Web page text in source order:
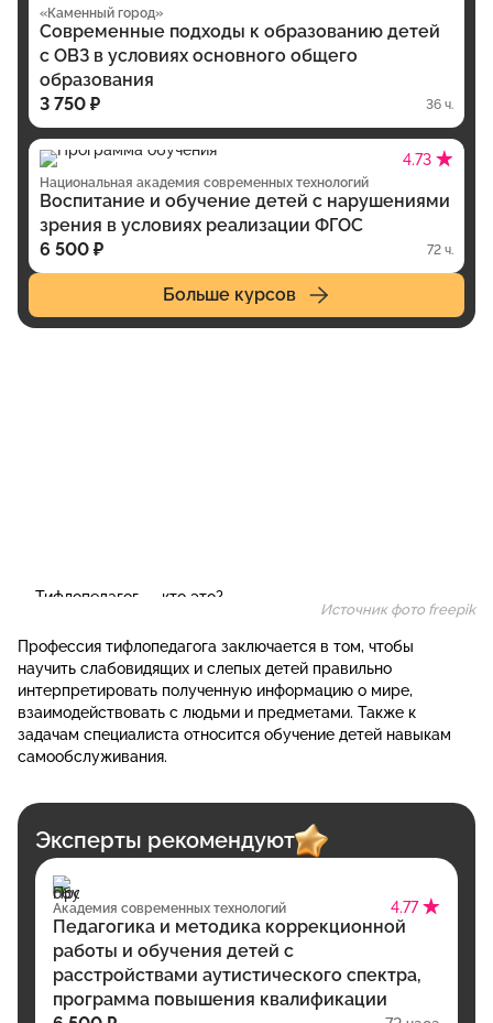
«Каменный город»
Современные подходы к образованию детей
с ОВЗ в условиях основного общего
образования
3 750 ₽
36 ч.
4.73
Национальная академия современных технологий
Воспитание и обучение детей с нарушениями
зрения в условиях реализации ФГОС
6 500 ₽
72 ч.
Больше курсов
Источник фото freepik
Профессия тифлопедагога заключается в том, чтобы
научить слабовидящих и слепых детей правильно
интерпретировать полученную информацию о мире,
взаимодействовать с людьми и предметами. Также к
задачам специалиста относится обучение детей навыкам
самообслуживания.
Эксперты рекомендуют
Академия современных технологий 4.77
Педагогика и методика коррекционной
работы и обучения детей с
расстройствами аутистического спектра,
программа повышения квалификации